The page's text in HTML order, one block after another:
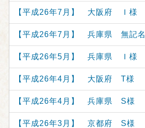
【平成26年7月】 大阪府 Ｉ様
【平成26年7月】 兵庫県 無記名
【平成26年5月】 兵庫県 Ｉ様
【平成26年4月】 大阪府 T様
【平成26年4月】 兵庫県 S様
【平成26年3月】 京都府 S様